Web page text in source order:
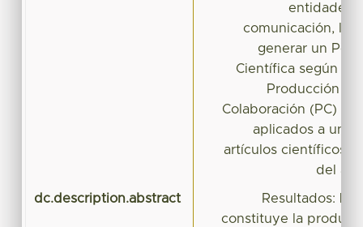
entidades
comunicación, las
generar un
Científica según
Producción
Colaboración (PC) y
aplicados a un
artículos científicos
del
dc.description.abstract
Resultados: La
constituye la